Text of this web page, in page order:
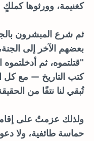
كغنيمة، وورثوها
ثم شرع المبشرون
بعضهم الآخر إلى
"قتلتموه، ثم
كتب التاريخ — مع كل
تُبقي لنا نتفًا من
ولذلك عزمتُ على
حماسة طائفية، ولا